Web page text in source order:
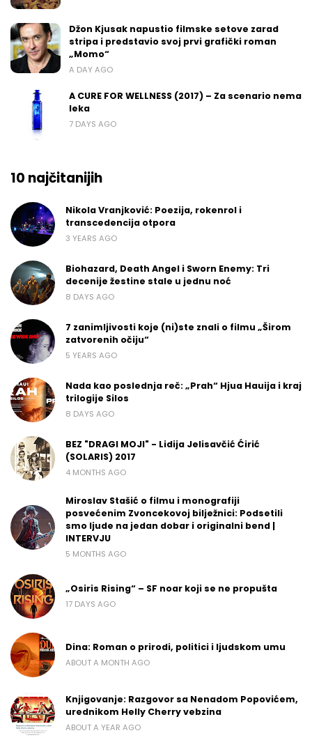
Džon Kjusak napustio filmske setove zarad
stripa i predstavio svoj prvi grafički roman
„Momo“
A DAY AGO
A CURE FOR WELLNESS (2017) – Za scenario nema
leka
7 DAYS AGO
10 najčitanijih
Nikola Vranjković: Poezija, rokenrol i
transcedencija otpora
3 YEARS AGO
Biohazard, Death Angel i Sworn Enemy: Tri
decenije žestine stale u jednu noć
8 DAYS AGO
7 zanimljivosti koje (ni)ste znali o filmu „Širom
zatvorenih očiju“
5 YEARS AGO
Nada kao poslednja reč: „Prah“ Hjua Hauija i kraj
trilogije Silos
8 DAYS AGO
BEZ "DRAGI MOJI" - Lidija Jelisavčić Ćirić
(SOLARIS) 2017
4 MONTHS AGO
Miroslav Stašić o filmu i monografiji
posvećenim Zvoncekovoj bilježnici: Podsetili
smo ljude na jedan dobar i originalni bend |
INTERVJU
5 MONTHS AGO
„Osiris Rising“ – SF noar koji se ne propušta
17 DAYS AGO
Dina: Roman o prirodi, politici i ljudskom umu
ABOUT A MONTH AGO
Knjigovanje: Razgovor sa Nenadom Popovićem,
urednikom Helly Cherry vebzina
ABOUT A YEAR AGO